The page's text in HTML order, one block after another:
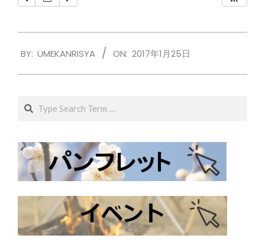
01-
BY: UMEKANRISYA ON: 2017年1月25日
Search